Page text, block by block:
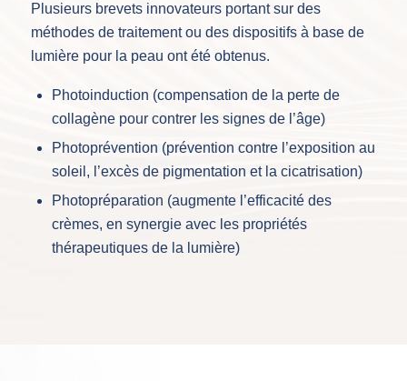
Plusieurs brevets innovateurs portant sur des
méthodes de traitement ou des dispositifs à base de
lumière pour la peau ont été obtenus.
Photoinduction (compensation de la perte de
collagène pour contrer les signes de l’âge)
Photoprévention (prévention contre l’exposition au
soleil, l’excès de pigmentation et la cicatrisation)
Photopréparation (augmente l’efficacité des
crèmes, en synergie avec les propriétés
thérapeutiques de la lumière)